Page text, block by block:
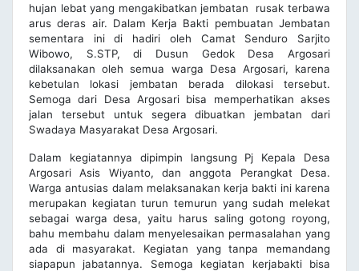
hujan lebat yang mengakibatkan jembatan rusak terbawa
arus deras air. Dalam Kerja Bakti pembuatan Jembatan
sementara ini di hadiri oleh Camat Senduro Sarjito
Wibowo, S.STP, di Dusun Gedok Desa Argosari
dilaksanakan oleh semua warga Desa Argosari, karena
kebetulan lokasi jembatan berada dilokasi tersebut.
Semoga dari Desa Argosari bisa memperhatikan akses
jalan tersebut untuk segera dibuatkan jembatan dari
Swadaya Masyarakat Desa Argosari.
Dalam kegiatannya dipimpin langsung Pj Kepala Desa
Argosari Asis Wiyanto, dan anggota Perangkat Desa.
Warga antusias dalam melaksanakan kerja bakti ini karena
merupakan kegiatan turun temurun yang sudah melekat
sebagai warga desa, yaitu harus saling gotong royong,
bahu membahu dalam menyelesaikan permasalahan yang
ada di masyarakat. Kegiatan yang tanpa memandang
siapapun jabatannya. Semoga kegiatan kerjabakti bisa